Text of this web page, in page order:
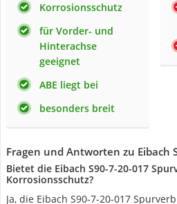
Korrosionsschutz
für Vorder- und
Hinterachse
geeignet
ABE liegt bei
besonders breit
Fragen und Antworten zu Eibach
Bietet die Eibach S90-7-20-017
Korrosionsschutz?
Ja, die Eibach S90-7-20-017